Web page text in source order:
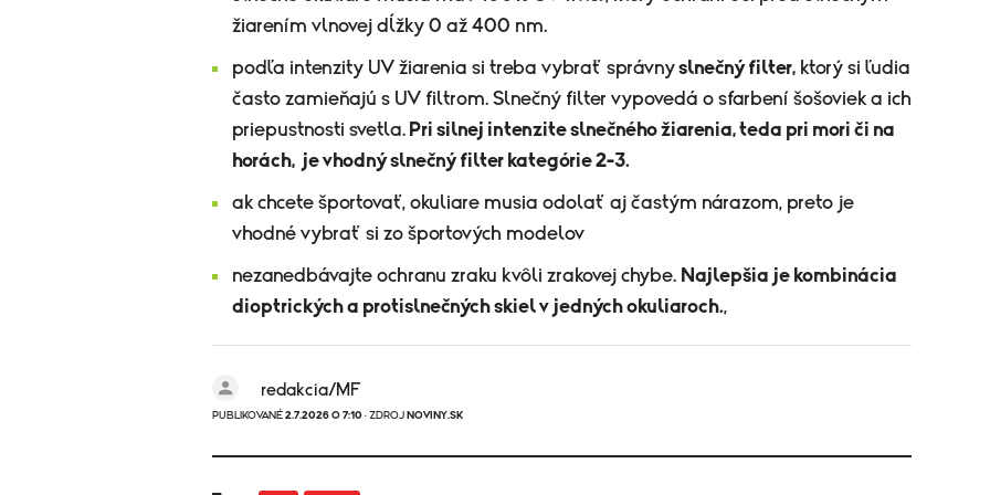
žiarením vlnovej dĺžky 0 až 400 nm.
podľa intenzity UV žiarenia si treba vybrať správnyslnečný filter, ktorý si ľudia
často zamieňajú s UV filtrom. Slnečný filter vypovedá o sfarbení šošoviek a ich
priepustnosti svetla. Pri silnej intenzite slnečného žiarenia, teda pri mori či na
horách, je vhodný slnečný filter kategórie 2-3.
ak chcete športovať, okuliare musia odolať aj častým nárazom, preto je
vhodné vybrať si zo športových modelov
nezanedbávajte ochranu zraku kvôli zrakovej chybe. Najlepšia je kombinácia
dioptrických a protislnečných skiel v jedných okuliaroch.,
redakcia/MF
PUBLIKOVANÉ 2.7.2026 O 7:10 · ZDROJ NOVINY.SK